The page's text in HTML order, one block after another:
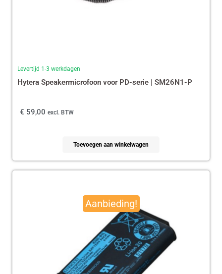
Levertijd 1-3 werkdagen
Hytera Speakermicrofoon voor PD-serie | SM26N1-P
€ 59,00 excl. BTW
Toevoegen aan winkelwagen
Aanbieding!